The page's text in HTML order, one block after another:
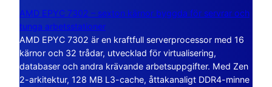
AMD EPYC 7302 – sexton kärnor byggda för servrar och
tunga arbetsstationer
AMD EPYC 7302 är en kraftfull serverprocessor med 16
kärnor och 32 trådar, utvecklad för virtualisering,
databaser och andra krävande arbetsuppgifter. Med Zen
2-arkitektur, 128 MB L3-cache, åttakanaligt DDR4-minne